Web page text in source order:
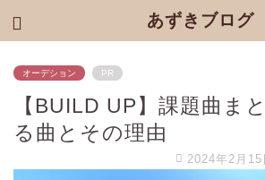
あずきブログ
オーデション PR
【BUILD UP】課題曲ま
る曲とその理由
2024年2月15